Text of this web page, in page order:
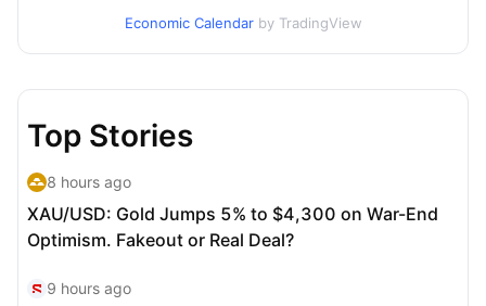
Economic Calendar by TradingView